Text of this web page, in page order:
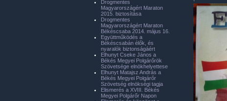
Drogmentes
Magyarországért Maraton
2015. biztosítása
Drogmentes
Magyarországért Maraton
Békéscsaba 2014. május 16.
Együttműködés a
Békéscsabán élők, és
nyaralók biztonságáért
Elhunyt Cseke János a
Békés Megyei Polgárőrök
Szövetsége elnökhelyettese
Elhunyt Matajsz András a
Békés Megyei Polgárőr
Szövetség elnökségi tagja
Elismerés a XVIII. Békés
Megyei Polgárőr Napon